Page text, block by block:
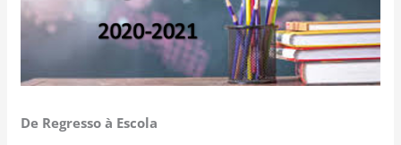
De Regresso à Escola